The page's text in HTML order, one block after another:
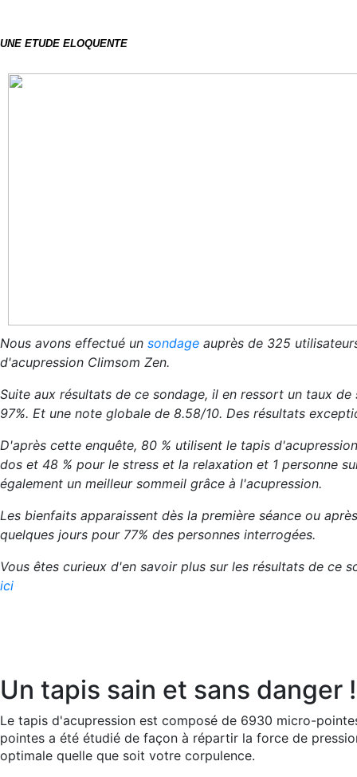
UNE ETUDE ELOQUENTE
Nous avons effectué un sondage auprès de 325
d'acupression Climsom Zen.
Suite aux résultats de ce sondage, il en ressort un taux
97%. Et une note globale de 8.58/10. Des résultats
D'après cette enquête, 80 % utilisent le tapis
dos et 48 % pour le stress et la relaxation et 1 personne
également un meilleur sommeil grâce à l'acupression.
Les bienfaits apparaissent dès la première séance ou
quelques jours pour 77% des personnes interrogées.
Vous êtes curieux d'en savoir plus sur les résultats de ce
ici
Un tapis sain et sans danger !
Le tapis d'acupression est composé de 6930 micro-
pointes a été étudié de façon à répartir la force de
optimale quelle que soit votre corpulence.